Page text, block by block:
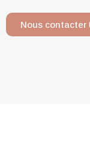
Nous contacter